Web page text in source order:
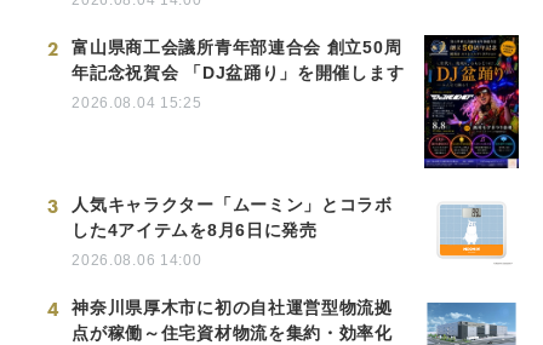
2
富山県商工会議所青年部連合会 創立50周
年記念祝賀会 「DJ盆踊り」を開催します
2026.08.04 15:25
3
人気キャラクター「ムーミン」とコラボ
した4アイテムを8月6日に発売
2026.08.06 14:00
4
神奈川県厚木市に初の自社運営型物流拠
点が稼働～住宅資材物流を集約・効率化